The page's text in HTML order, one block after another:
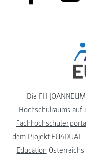
Die FH
Hochschulraums auf
dem Projekt EU4DUAL
Education